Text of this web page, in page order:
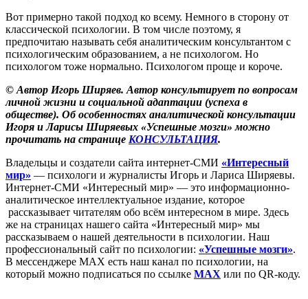
Вот примерно такой подход ко всему. Немного в сторону от
классической психологии. В том числе поэтому, я
предпочитаю называть себя аналитическим консультантом с
психологическим образованием, а не психологом. Но
психологом тоже нормально. Психологом проще и короче.
© Автор Игорь Ширяев. Автор консультирует по вопросам
личной жизни и социальной адаптации (успеха в
обществе). Об особенностях аналитической консультации
Игоря и Ларисы Ширяевых «Успешные мозги» можно
прочитать на странице КОНСУЛЬТАЦИЯ.
Владельцы и создатели сайта интернет-СМИ «Интересный
мир» — психологи и журналисты Игорь и Лариса Ширяевы.
Интернет-СМИ «Интересный мир» — это информационно-
аналитическое интеллектуальное издание, которое
рассказывает читателям обо всём интересном в мире. Здесь
же на страницах нашего сайта «Интересный мир» мы
рассказываем о нашей деятельности в психологии. Наш
профессиональный сайт по психологии: «Успешные мозги».
В мессенджере MAX есть наш канал по психологии, на
который можно подписаться по ссылке MAX или по QR-коду.